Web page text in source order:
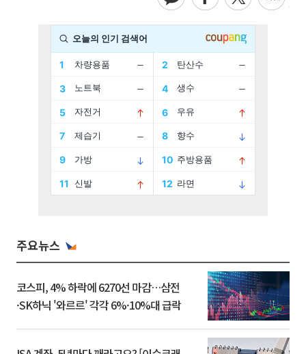
주요뉴스
코스피, 4% 하락에 6270선 마감…삼전
·SK하닉 '와르르' 각각 6%·10%대 급락